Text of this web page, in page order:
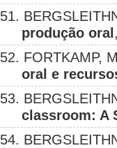
51.
produção oral
52. FORTKAMP,
oral e
53.
classroom: A
54.